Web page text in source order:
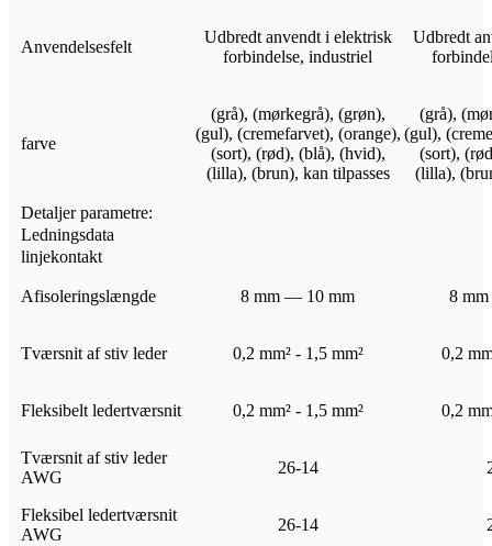
Anvendelsesfelt
Udbredt anvendt i elektrisk
forbindelse, industriel
Udbredt
farve
(grå), (mørkegrå), (grøn),
(gul), (cremefarvet), (orange),
(sort), (rød), (blå), (hvid),
(lilla), (brun), kan tilpasses
(grå),
(gul),
(sort),
(lilla),
Detaljer parametre:
Ledningsdata
linjekontakt
Afisoleringslængde 8 mm — 10 mm 8
Tværsnit af stiv leder 0,2 mm² - 1,5 mm² 0,2
Fleksibelt ledertværsnit 0,2 mm² - 1,5 mm² 0,2
Tværsnit af stiv leder
AWG
26-14
Fleksibel ledertværsnit
AWG
26-14